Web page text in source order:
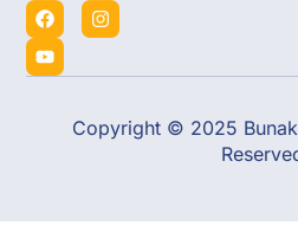
Copyright © 2025